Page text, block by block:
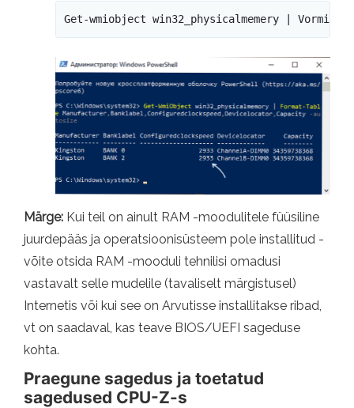
Get-wmiobject win32_physicalmemery |
Märge: Kui teil on ainult RAM -moodulitele füüsiline
juurdepääs ja operatsioonisüsteem pole installitud -
võite otsida RAM -mooduli tehnilisi omadusi
vastavalt selle mudelile (tavaliselt märgistusel)
Internetis või kui see on Arvutisse installitakse ribad,
vt on saadaval, kas teave BIOS/UEFI sageduse
kohta.
Praegune sagedus ja toetatud
sagedused CPU-Z-s